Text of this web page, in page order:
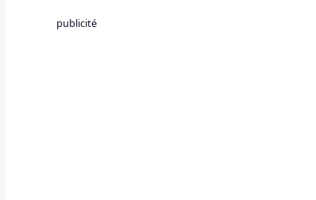
publicité